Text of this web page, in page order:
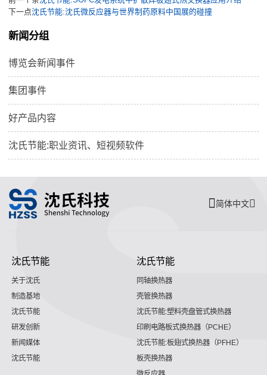
下一点沈氏节能:沈氏微反应器与世界制药原料中国展的碰撞
新闻分组
博览会新闻事件
集团事件
好产品内容
沈氏节能:职业资讯、短视频软件
简体中文
沈氏节能
关于沈氏
制造基地
沈氏节能
研发创新
新闻媒体
沈氏节能
沈氏节能
同轴换热器
壳管换热器
沈氏节能:塑料壳盘管式换热器
印刷电路板式换热器（PCHE）
沈氏节能:板翅式换热器（PFHE）
板壳换热器